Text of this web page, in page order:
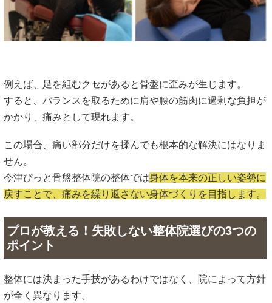
例えば、足を組むクセがあると骨盤に歪みが生じます。
すると、バランスを取るために肩や腰の筋肉に過剰な負担が
かかり、痛みとして現れます。
この場合、痛い部分だけを揉んでも根本的な解決にはなりま
せん。
今津ぴっと骨盤整体院の整体では身体を本来の正しい姿勢に
戻すことで、痛みを繰り返さない身体づくりを目指します。
プロが教える！失敗しない整体院選びの3つの
ポイント
整体には決まった手技があるわけではなく、院によって方針
が全く異なります。